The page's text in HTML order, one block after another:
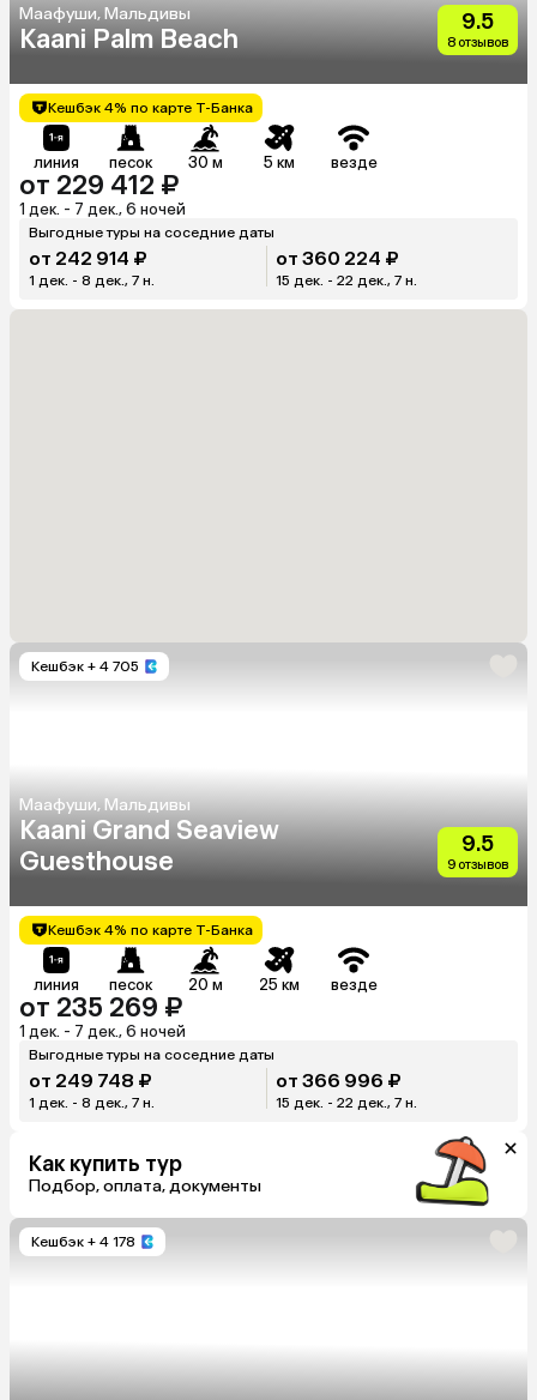
Маафуши, Мальдивы
Kaani Palm Beach
9.5
8 отзывов
Кешбэк 4% по карте Т-Банка
линия песок 30 м 5 км везде
от 229 412 ₽
1 дек. - 7 дек., 6 ночей
Выгодные туры на соседние даты
от 242 914 ₽
1 дек. - 8 дек., 7 н.
от 360 224 ₽
15 дек. - 22 дек., 7 н.
Кешбэк + 4 705
Маафуши, Мальдивы
Kaani Grand Seaview
Guesthouse
9.5
9 отзывов
Кешбэк 4% по карте Т-Банка
линия песок 20 м 25 км везде
от 235 269 ₽
1 дек. - 7 дек., 6 ночей
Выгодные туры на соседние даты
от 249 748 ₽
1 дек. - 8 дек., 7 н.
от 366 996 ₽
15 дек. - 22 дек., 7 н.
Как купить тур
Подбор, оплата, документы
Кешбэк + 4 178